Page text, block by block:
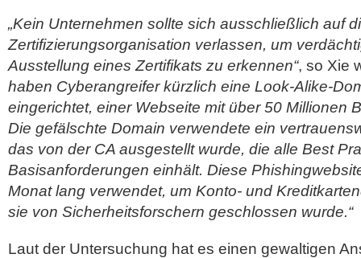
„Kein Unternehmen sollte sich ausschließlich auf
Zertifizierungsorganisation verlassen, um
Ausstellung eines Zertifikats zu erkennen“, so Xie
haben Cyberangreifer kürzlich eine Look-Alike-
eingerichtet, einer Webseite mit über 50 Millionen
Die gefälschte Domain verwendete ein
das von der CA ausgestellt wurde, die alle Best
Basisanforderungen einhält. Diese
Monat lang verwendet, um Konto- und
sie von Sicherheitsforschern geschlossen wurde.“
Laut der Untersuchung hat es einen gewaltigen